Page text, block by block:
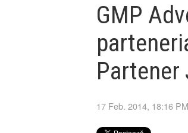
GMP
Partener
17 Feb. 2014, 18:16 PM